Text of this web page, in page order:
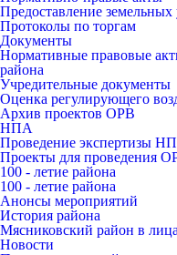
Предоставление земельных
Протоколы по торгам
Документы
Нормативные правовые
района
Учредительные документы
Оценка регулирующего
Архив проектов ОРВ
НПА
Проведение экспертизы
Проекты для проведения
100 - летие района
100 - летие района
Анонсы мероприятий
История района
Мясниковский район в
Новости